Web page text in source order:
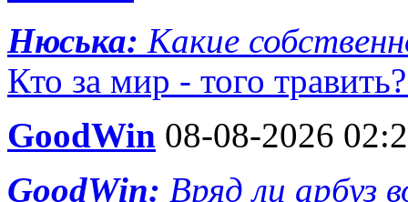
Нюська: Какие
Кто за мир - того
GoodWin 08-08-2026
GoodWin: Вряд ли